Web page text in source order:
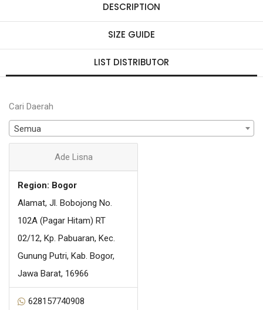
DESCRIPTION
SIZE GUIDE
LIST DISTRIBUTOR
Cari Daerah
Semua
Ade Lisna
Region: Bogor
Alamat, Jl. Bobojong No.
102A (Pagar Hitam) RT
02/12, Kp. Pabuaran, Kec.
Gunung Putri, Kab. Bogor,
Jawa Barat, 16966
628157740908